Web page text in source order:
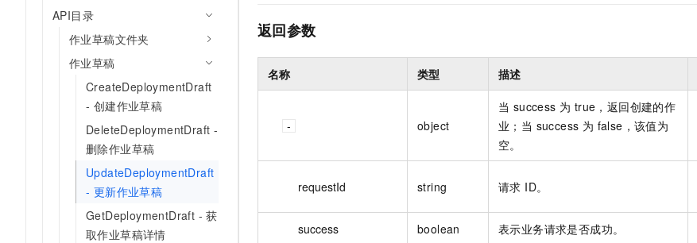
API目录
作业草稿文件夹
作业草稿
CreateDeploymentDraft
- 创建作业草稿
DeleteDeploymentDraft -
删除作业草稿
UpdateDeploymentDraft
- 更新作业草稿
GetDeploymentDraft - 获
取作业草稿详情
返回参数
名称 类型 描述
object
当 success 为 true，返回创建的作
业；当 success 为 false，该值为
空。
requestId string 请求 ID。
success boolean 表示业务请求是否成功。